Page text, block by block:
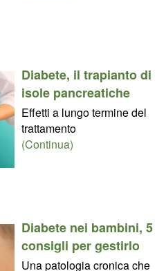
Diabete, il trapianto di
isole pancreatiche
Effetti a lungo termine del
trattamento
(Continua)
Diabete nei bambini, 5
consigli per gestirlo
Una patologia cronica che